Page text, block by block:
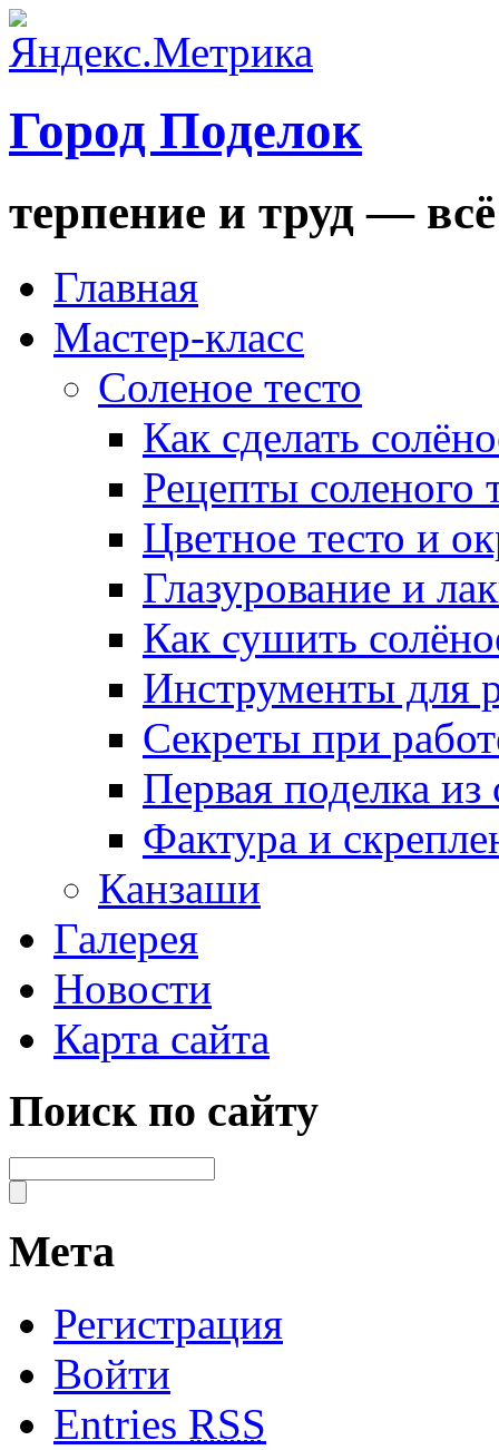
Город Поделок
терпение и труд —
Главная
Мастер-класс
Соленое тесто
Как сделать
Рецепты соленого
Цветное тесто и
Глазурование и
Как сушить
Инструменты для
Секреты при
Первая поделка
Фактура и
Канзаши
Галерея
Новости
Карта сайта
Поиск по сайту
Мета
Регистрация
Войти
Entries RSS